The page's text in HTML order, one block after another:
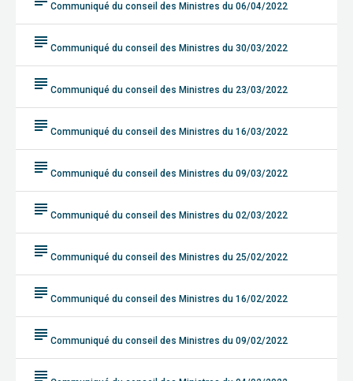
Communiqué du conseil des Ministres du 06/04/2022
subject Communiqué du conseil des Ministres du 30/03/2022
subject Communiqué du conseil des Ministres du 23/03/2022
subject Communiqué du conseil des Ministres du 16/03/2022
subject Communiqué du conseil des Ministres du 09/03/2022
subject Communiqué du conseil des Ministres du 02/03/2022
subject Communiqué du conseil des Ministres du 25/02/2022
subject Communiqué du conseil des Ministres du 16/02/2022
subject Communiqué du conseil des Ministres du 09/02/2022
subject